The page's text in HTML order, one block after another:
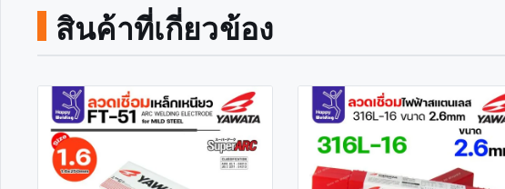
สินค้าที่เกี่ยวข้อง